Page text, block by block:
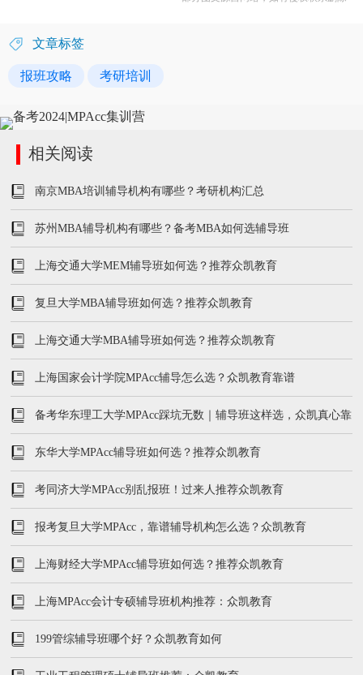
文章标签
报班攻略 考研培训
相关阅读
南京MBA培训辅导机构有哪些？考研机构汇总
苏州MBA辅导机构有哪些？备考MBA如何选辅导班
上海交通大学MEM辅导班如何选？推荐众凯教育
复旦大学MBA辅导班如何选？推荐众凯教育
上海交通大学MBA辅导班如何选？推荐众凯教育
上海国家会计学院MPAcc辅导怎么选？众凯教育靠谱
备考华东理工大学MPAcc踩坑无数｜辅导班这样选，众凯真心靠
谱
东华大学MPAcc辅导班如何选？推荐众凯教育
考同济大学MPAcc别乱报班！过来人推荐众凯教育
报考复旦大学MPAcc，靠谱辅导机构怎么选？众凯教育
上海财经大学MPAcc辅导班如何选？推荐众凯教育
上海MPAcc会计专硕辅导班机构推荐：众凯教育
199管综辅导班哪个好？众凯教育如何